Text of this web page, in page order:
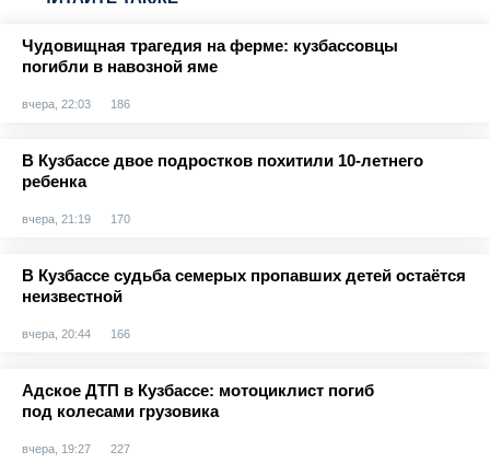
Чудовищная трагедия на ферме: кузбассовцы
погибли в навозной яме
вчера, 22:03 186
В Кузбассе двое подростков похитили 10-летнего
ребенка
вчера, 21:19 170
В Кузбассе судьба семерых пропавших детей остаётся
неизвестной
вчера, 20:44 166
Адское ДТП в Кузбассе: мотоциклист погиб
под колесами грузовика
вчера, 19:27 227